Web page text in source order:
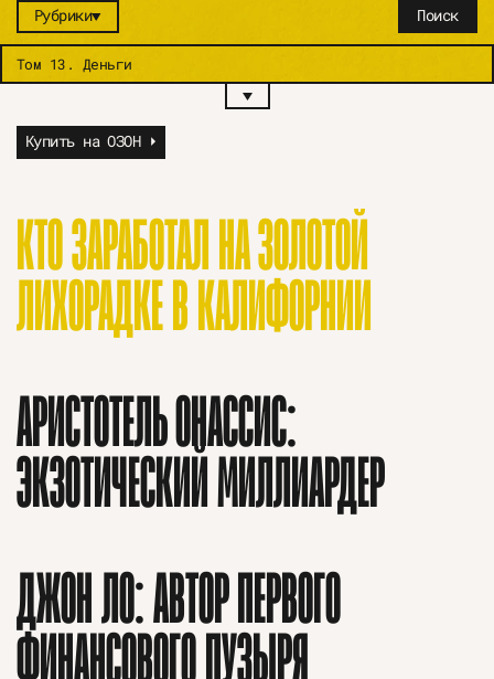
Поиск
Рубрики
Том 13 . Деньги
Купить на ОЗОН ⏵
КТО ЗАРАБОТАЛ НА ЗОЛОТОЙ
ЛИХОРАДКЕ В КАЛИФОРНИИ
АРИСТОТЕЛЬ ОНАССИС:
ЭКЗОТИЧЕСКИЙ МИЛЛИАРДЕР
ДЖОН ЛО: АВТОР ПЕРВОГО
ФИНАНСОВОГО ПУЗЫРЯ